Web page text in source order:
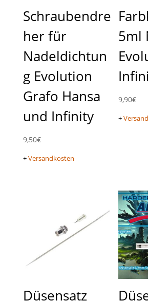
Schraubendre
her für
Nadeldichtun
g Evolution
Grafo Hansa
und Infinity
9,50€
+Versandkosten
5ml
9,90€
+
Düsensatz